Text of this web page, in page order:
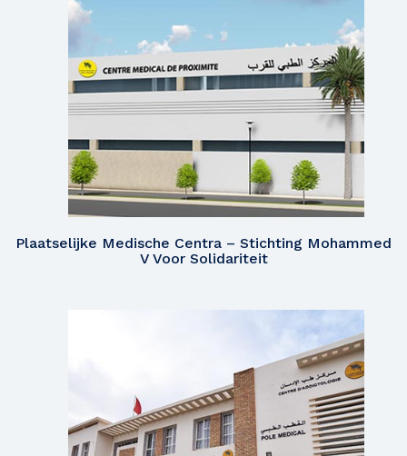
Plaatselijke Medische Centra – Stichting Mohammed
V Voor Solidariteit